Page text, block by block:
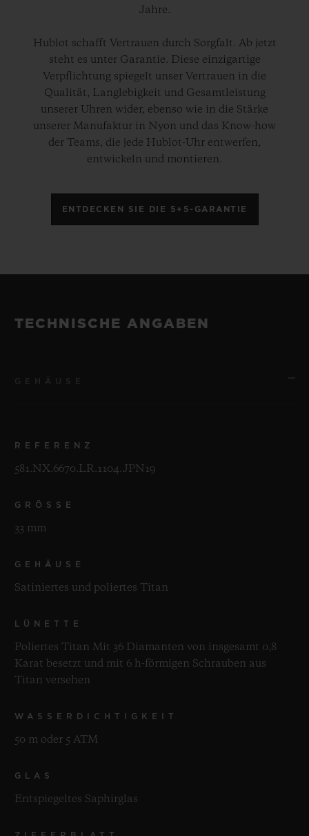
Jahre.
Hublot schafft Vertrauen durch Sorgfalt. Ab jetzt
steht es unter Garantie. Diese einzigartige
Verpflichtung spiegelt unser Vertrauen in die
Qualität, Langlebigkeit und Gesamtleistung
unserer Uhren wider, ebenso wie in die Stärke
unserer Manufaktur in Nyon und das Know-how
der Teams, die jede Hublot-Uhr entwerfen,
entwickeln und montieren.
ENTDECKEN SIE DIE 5+5-GARANTIE
TECHNISCHE ANGABEN
REFERENZ
581.NX.6670.LR.1104.JPN19
GRÖSSE
33 mm
GEHÄUSE
Satiniertes und poliertes Titan
LÜNETTE
Poliertes Titan Mit 36 Diamanten von insgesamt 0,8
Karat besetzt und mit 6 h-förmigen Schrauben aus
Titan versehen
WASSERDICHTIGKEIT
50 m oder 5 ATM
GLAS
Entspiegeltes Saphirglas